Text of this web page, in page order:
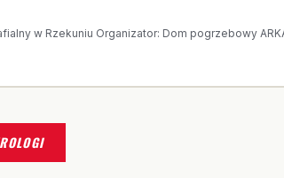
w Rzekuniu Organizator: Dom pogrzebowy